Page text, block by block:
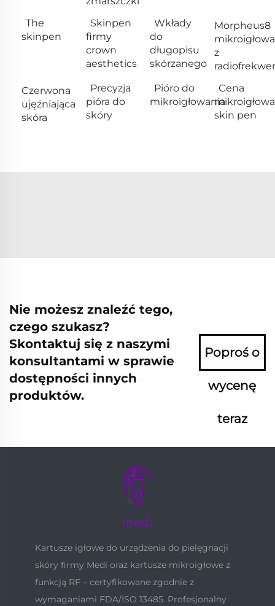
The
skinpen
Skinpen
firmy
crown
aesthetics
Wkłady
do
długopisu
skórzanego
Morpheus8
z
Czerwona
ujęźniająca
skóra
Precyzja
pióra do
skóry
Pióro do
mikroigłowania
Cena
skin pen
Nie możesz znaleźć tego,
czego szukasz?
Skontaktuj się z naszymi
konsultantami w sprawie
dostępności innych
produktów.
Poproś o
wycenę
teraz
Kartusze igłowe do urządzenia do pielęgnacji
skóry firmy Medi oraz kartusze mikroigłowe z
funkcją RF – certyfikowane zgodnie z
wymaganiami FDA/ISO 13485. Profesjonalny